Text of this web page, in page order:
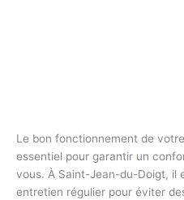
Le bon fonctionnement de votre
essentiel pour garantir un
vous. À Saint-Jean-du-Doigt, il
entretien régulier pour éviter